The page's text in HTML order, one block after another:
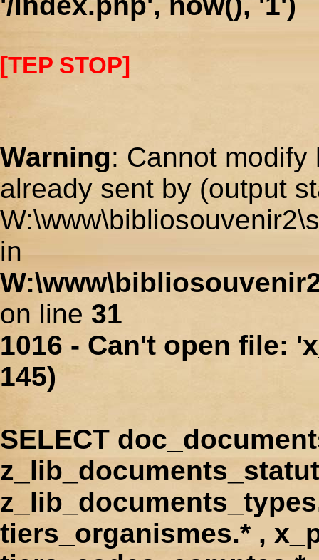
[TEP STOP]
Warning: Cannot
already sent by (output
in
on line 31
1016 - Can't open file:
145)
SELECT
tiers_organismes.* ,